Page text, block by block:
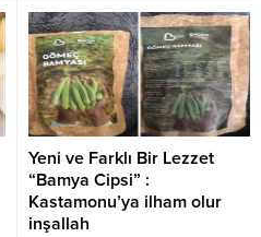
her yıl düzenlenen en kapsamlı
ve en büyük ticaret platformu
olan Avrasya Ambalaj İstanbul
Fuarı, 23-26 Ekim 2024 tarihleri
arasında Büyükçekmece,
İstanbul’daki Tüyap Fuar ve
Kongre Merkezi’nde 29. kez
kapılarını açmaya hazırlanıyor.
Yeni ve Farklı Bir Lezzet
“Bamya Cipsi” :
Kastamonu’ya ilham olur
inşallah